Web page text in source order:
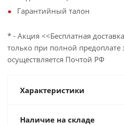
Гарантийный талон
* - Акция <<Бесплатная
только при полной предоплате
осуществляется Почтой РФ
Характеристики
Наличие на складе